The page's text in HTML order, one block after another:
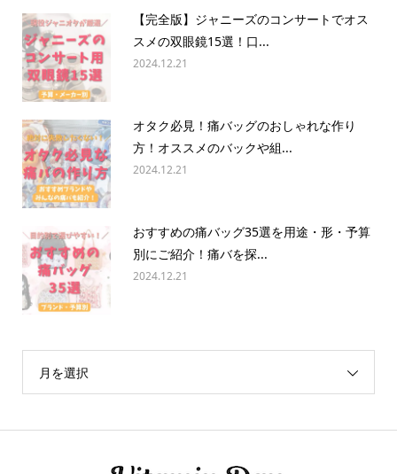
【完全版】ジャニーズのコンサートでオス
スメの双眼鏡15選！口...
2024.12.21
オタク必見！痛バッグのおしゃれな作り
方！オススメのバックや組...
2024.12.21
おすすめの痛バッグ35選を用途・形・予算
別にご紹介！痛バを探...
2024.12.21
月を選択